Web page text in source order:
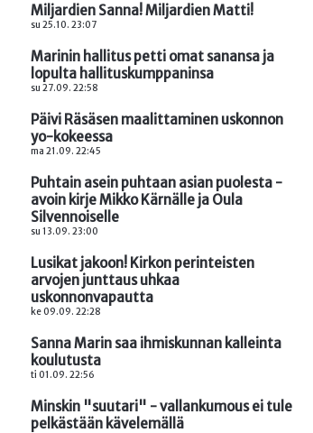
Miljardien Sanna! Miljardien Matti!
su 25.10. 23:07
Marinin hallitus petti omat sanansa ja
lopulta hallituskumppaninsa
su 27.09. 22:58
Päivi Räsäsen maalittaminen uskonnon
yo-kokeessa
ma 21.09. 22:45
Puhtain asein puhtaan asian puolesta -
avoin kirje Mikko Kärnälle ja Oula
Silvennoiselle
su 13.09. 23:00
Lusikat jakoon! Kirkon perinteisten
arvojen junttaus uhkaa
uskonnonvapautta
ke 09.09. 22:28
Sanna Marin saa ihmiskunnan kalleinta
koulutusta
ti 01.09. 22:56
Minskin "suutari" - vallankumous ei tule
pelkästään kävelemällä